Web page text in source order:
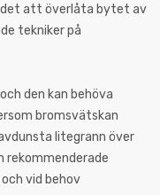
det att överlåta bytet av
tekniker på
den kan behöva
bromsvätskan
litegrann över
rekommenderade
vid behov